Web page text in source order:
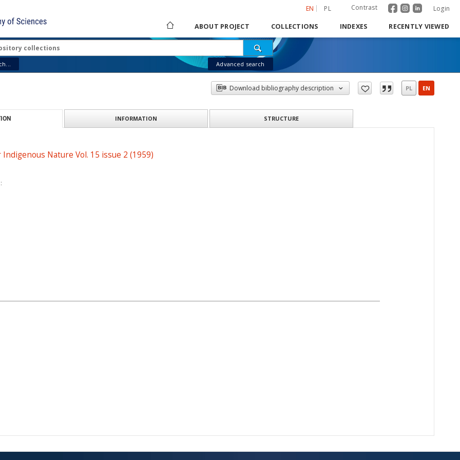
EN PL Contrast Login
ABOUT PROJECT COLLECTIONS INDEXES RECENTLY VIEWED
Advanced search
Download bibliography description PL EN
INFORMATION STRUCTURE
Nature Vol. 15 issue 2 (1959)